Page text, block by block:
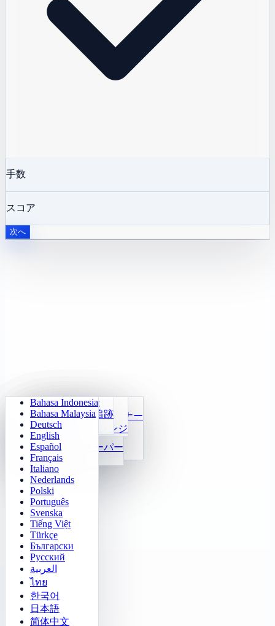
毎日算数
かけ算九九トレーナー
24 Tính Nhanh
関数
数字の規則穴埋め
Sudoku
Klotski Số
2048
Tetris
マインスイーパー
Gomoku
ライトアウト
迷路クエスト
ソカbanチャレンジ
Ma trận ký ức
ターゲット追跡
高速識別
Bahasa Indonesia
Bahasa Malaysia
Deutsch
English
Español
Français
Italiano
Nederlands
Polski
Português
Svenska
Tiếng Việt
Türkçe
Български
Русский
العربية
ไทย
한국어
日本語
简体中文
手数
スコア
次へ